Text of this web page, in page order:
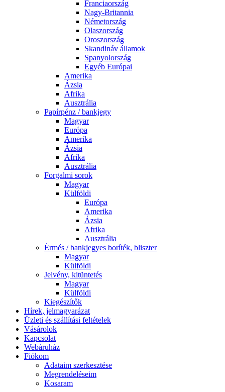
Franciaország
Nagy-Britannia
Németország
Olaszország
Oroszország
Skandináv államok
Spanyolország
Egyéb Európai
Amerika
Ázsia
Afrika
Ausztrália
Papírpénz / bankjegy
Magyar
Európa
Amerika
Ázsia
Afrika
Ausztrália
Forgalmi sorok
Magyar
Külföldi
Európa
Amerika
Ázsia
Afrika
Ausztrália
Érmés / bankjegyes boríték, bliszter
Magyar
Külföldi
Jelvény, kitüntetés
Magyar
Külföldi
Kiegészítők
Hírek, jelmagyarázat
Üzleti és szállítási feltételek
Vásárolok
Kapcsolat
Webáruház
Fiókom
Adataim szerkesztése
Megrendeléseim
Kosaram